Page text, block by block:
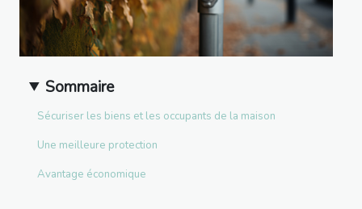
Sommaire
Sécuriser les biens et les occupants de la maison
Une meilleure protection
Avantage économique